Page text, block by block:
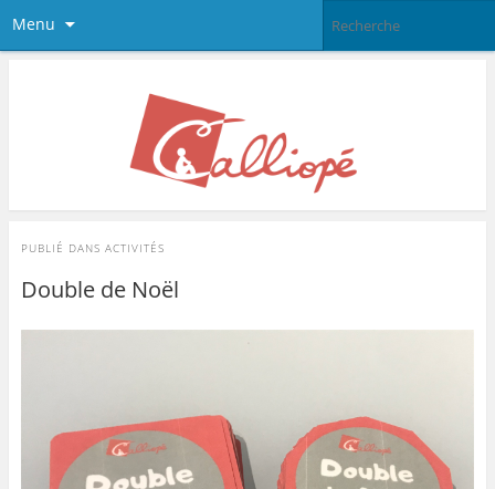
Menu
PUBLIÉ DANS ACTIVITÉS
Double de Noël